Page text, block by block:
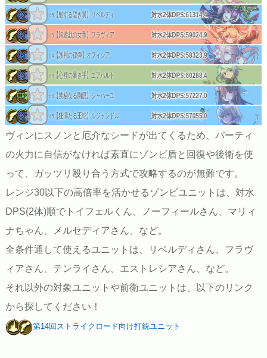
☆5 【魅する碧き翼】リベルディ 対水2体DPS:61314.4
☆5 【賭遊戯の女帝】フラヴィア 対水2体DPS:59024.9
☆4 【護判の律弾】オフィシア 対水2体DPS:58323.9
☆4 【心裡の暴き手】エアハルト 対水2体DPS:60288.4
☆4 【禁秘なる胸臆】シャハーユ 対水2体DPS:57227.0
☆5 【狂濤たる王蛇】ルジャンドル 対水2体DPS:57055.0
ヴィンにスノンと厄介なシードが出てくるため、パーティ
の火力に自信がなければ素直にゾンビ盾と回復や後衛を使
って、ガッツリ殴り合う方式で攻略するのが無難です。
レンジ30以下の高倍率を活かせるゾンビユニットは、対水
DPS(2体)順でトイフェルくん、ノーフィールさん、マリィ
ナちゃん、メルセディアさん、など。
全条件通して使えるユニットは、リベルディさん、フラヴ
ィアさん、テンライさん、エストレシアさん、など。
それ以外の対象ユニットや前衛ユニットは、以下のリンク
から探してください！
第14回ストライクロード向け打銃ユニット